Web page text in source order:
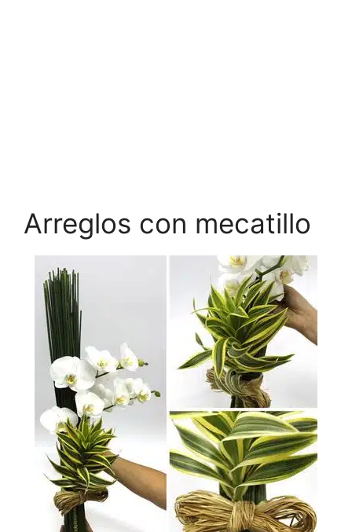
Arreglos con mecatillo